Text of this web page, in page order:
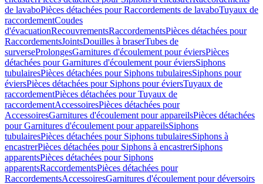
de lavaboPièces détachées pour Raccordements de lavaboTuyaux de
raccordementCoudes
d'évacuationRecouvrementsRaccordementsPièces détachées pour
RaccordementsJointsDouilles à braserTubes de
surverseProlongesGarnitures d'écoulement pour éviersPièces
détachées pour Garnitures d'écoulement pour éviersSiphons
tubulairesPièces détachées pour Siphons tubulairesSiphons pour
éviersPièces détachées pour Siphons pour éviersTuyaux de
raccordementPièces détachées pour Tuyaux de
raccordementAccessoiresPièces détachées pour
AccessoiresGarnitures d'écoulement pour appareilsPièces détachées
pour Garnitures d'écoulement pour appareilsSiphons
tubulairesPièces détachées pour Siphons tubulairesSiphons à
encastrerPièces détachées pour Siphons à encastrerSiphons
apparentsPièces détachées pour Siphons
apparentsRaccordementsPièces détachées pour
RaccordementsAccessoiresGarnitures d'écoulement pour déversoirs